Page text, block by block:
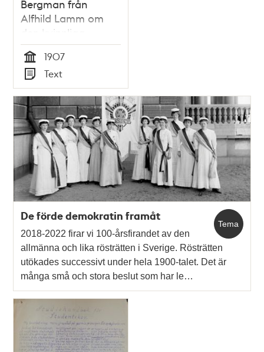
Bergman från
Alfhild Lamm om
den kvinnliga
rösträttsrörelsen i
Storbritannien -
1907
Tid
1907
Typ
Text
Tema
De förde demokratin framåt
2018-2022 firar vi 100-årsfirandet av den
allmänna och lika rösträtten i Sverige. Rösträtten
utökades successivt under hela 1900-talet. Det är
många små och stora beslut som har le…